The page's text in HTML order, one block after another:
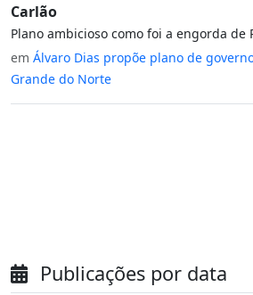
Carlão
Plano ambicioso como foi a engorda de
em Álvaro Dias propõe plano de
Grande do Norte
Publicações por data